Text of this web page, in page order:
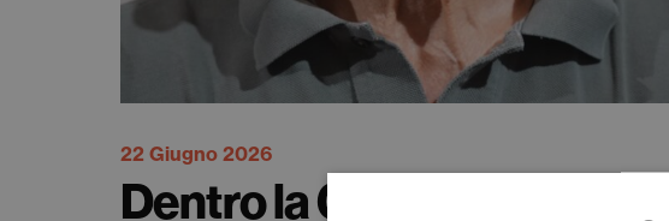
22 Giugno 2026
Dentro la Giustizia